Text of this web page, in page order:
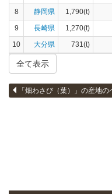
8
静岡県 1,790(t)
9
長崎県 1,270(t)
10
大分県 731(t)
全て表示
「畑わさび（葉）」の産地の